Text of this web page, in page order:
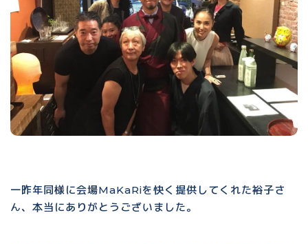
一昨年同様に会場MaKaRiを快く提供してくれた裕子さ
ん、本当にありがとうございました。